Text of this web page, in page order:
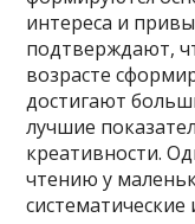
интереса и
подтверждают,
возрасте
достигают
лучшие
креативности.
чтению у